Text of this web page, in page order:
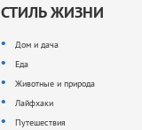
СТИЛЬ ЖИЗНИ
Дом и дача
Еда
Животные и природа
Лайфхаки
Путешествия